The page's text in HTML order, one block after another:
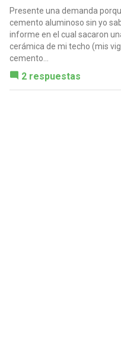
Presente una demanda
cemento aluminoso sin yo
informe en el cual sacaron
cerámica de mi techo (mis
cemento...
2 respuestas